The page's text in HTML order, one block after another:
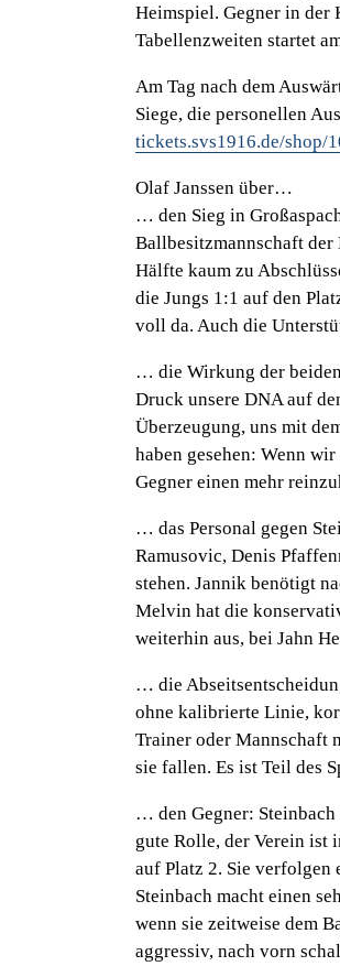
Heimspiel. Gegner in der
Tabellenzweiten startet
Am Tag nach dem
Siege, die personellen
tickets.svs1916.de/shop/
Olaf Janssen über…
… den Sieg in
Ballbesitzmannschaft der
Hälfte kaum zu
die Jungs 1:1 auf den
voll da. Auch die
… die Wirkung der
Druck unsere DNA auf
Überzeugung, uns mit
haben gesehen: Wenn
Gegner einen mehr
… das Personal gegen
Ramusovic, Denis
stehen. Jannik benötigt
Melvin hat die
weiterhin aus, bei Jahn
… die
ohne kalibrierte Linie,
Trainer oder Mannschaft
sie fallen. Es ist Teil des
… den Gegner:
gute Rolle, der Verein ist
auf Platz 2. Sie verfolgen
Steinbach macht einen
wenn sie zeitweise dem
aggressiv, nach vorn